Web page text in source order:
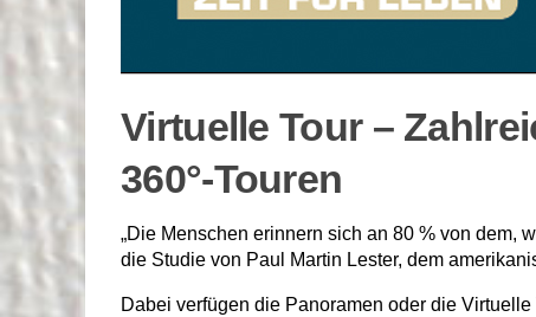
Virtuelle Tour –
360°-Touren
„Die Menschen erinnern sich an 80 % von dem,
die Studie von Paul Martin Lester, dem
Dabei verfügen die Panoramen oder die